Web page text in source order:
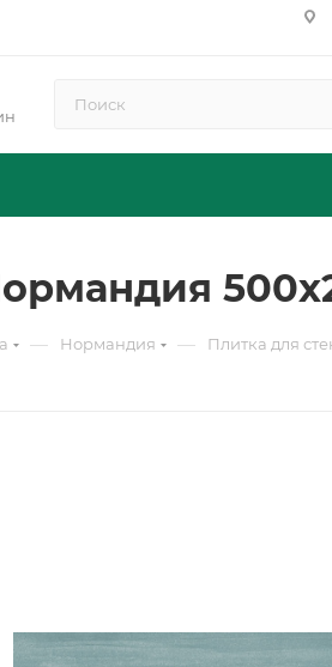
— Нормандия — Плитка для